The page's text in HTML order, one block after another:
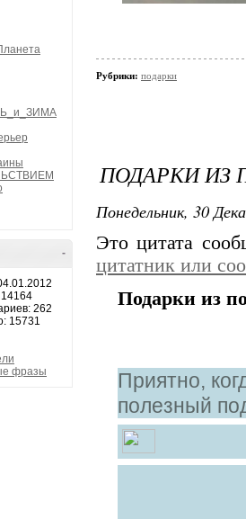
-
262
15731
фразы
Рубрики: подарки
ПОДАРКИ ИЗ
Понедельник, 30
Это цитата
цитатник или
Подарки из
Приятно,
полезный